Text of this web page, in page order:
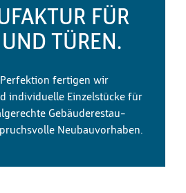
FÜR
UND TÜREN.
fertigen wir
individuelle Einzelstücke für
Gebäude­restau­
Neubauvorhaben.